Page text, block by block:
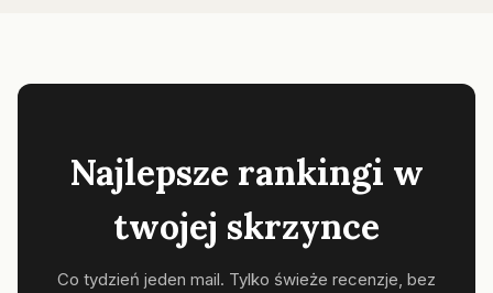
Najlepsze rankingi w
twojej skrzynce
Co tydzień jeden mail. Tylko świeże recenzje, bez